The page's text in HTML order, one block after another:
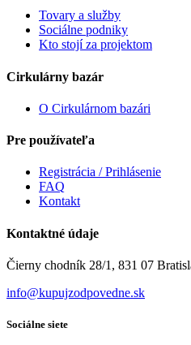
Tovary a služby
Sociálne podniky
Kto stojí za projektom
Cirkulárny bazár
O Cirkulárnom bazári
Pre používateľa
Registrácia / Prihlásenie
FAQ
Kontakt
Kontaktné údaje
Čierny chodník 28/1, 831 07
info@kupujzodpovedne.sk
Sociálne siete